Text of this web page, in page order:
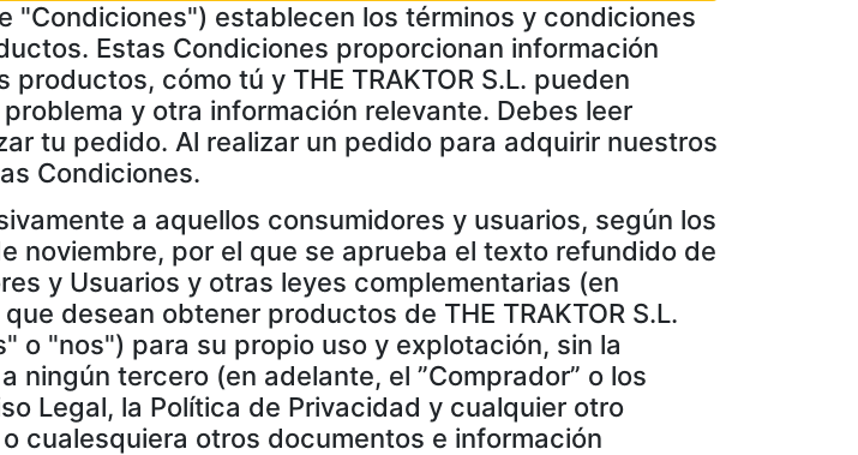
"Condiciones") establecen los términos y condiciones
Estas Condiciones proporcionan información
cómo tú y THE TRAKTOR S.L. pueden
y otra información relevante. Debes leer
tu pedido. Al realizar un pedido para adquirir nuestros
Condiciones.
a aquellos consumidores y usuarios, según los
noviembre, por el que se aprueba el texto refundido de
y Usuarios y otras leyes complementarias (en
desean obtener productos de THE TRAKTOR S.L.
o "nos") para su propio uso y explotación, sin la
tercero (en adelante, el ”Comprador” o los
Legal, la Política de Privacidad y cualquier otro
cualesquiera otros documentos e información